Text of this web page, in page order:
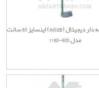
کولیس پایه دار دیجیتال (INSIZE) اینسایز 60 سانت
مدل 600-1150